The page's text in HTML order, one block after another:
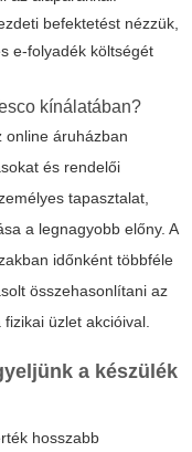
befektetést nézzük,
e-folyadék költségét
kínálatában?
online áruházban
és rendelői
tapasztalat,
a legnagyobb előny. A
időnként többféle
összehasonlítani az
üzlet akcióival.
a készülék
hosszabb